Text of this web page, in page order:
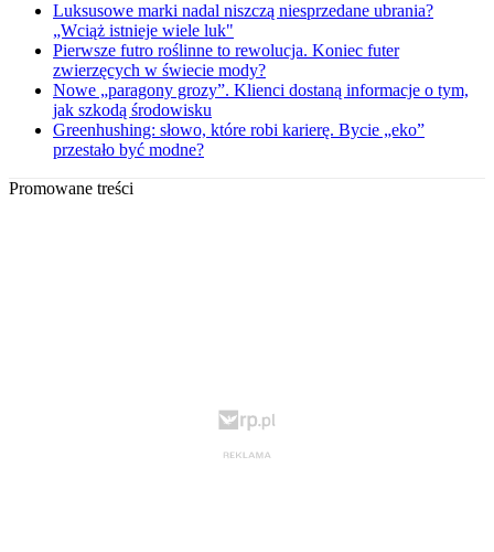
Luksusowe marki nadal niszczą niesprzedane ubrania?
„Wciąż istnieje wiele luk"
Pierwsze futro roślinne to rewolucja. Koniec futer
zwierzęcych w świecie mody?
Nowe „paragony grozy”. Klienci dostaną informacje o tym,
jak szkodą środowisku
Greenhushing: słowo, które robi karierę. Bycie „eko”
przestało być modne?
Promowane treści